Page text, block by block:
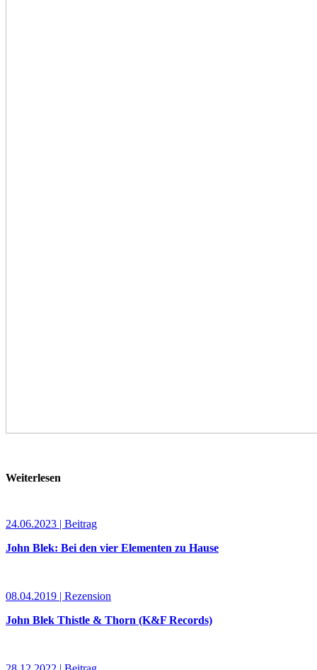
Weiterlesen
24.06.2023 | Beitrag
John Blek: Bei den vier Elementen zu Hause
08.04.2019 | Rezension
John Blek Thistle & Thorn (K&F Records)